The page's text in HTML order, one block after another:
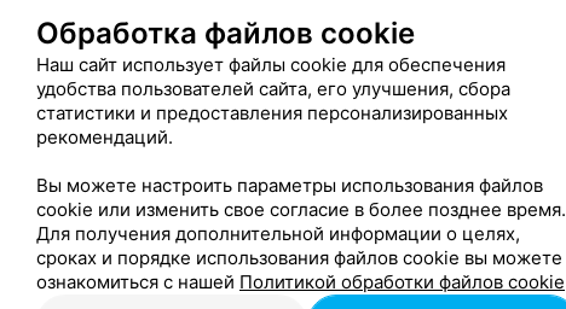
Обработка файлов cookie
Наш сайт использует файлы cookie для обеспечения
удобства пользователей сайта, его улучшения, сбора
статистики и предоставления персонализированных
рекомендаций.
Вы можете настроить параметры использования файлов
cookie или изменить свое согласие в более позднее время.
Для получения дополнительной информации о целях,
сроках и порядке использования файлов cookie вы можете
ознакомиться с нашей Политикой обработки файлов cookie